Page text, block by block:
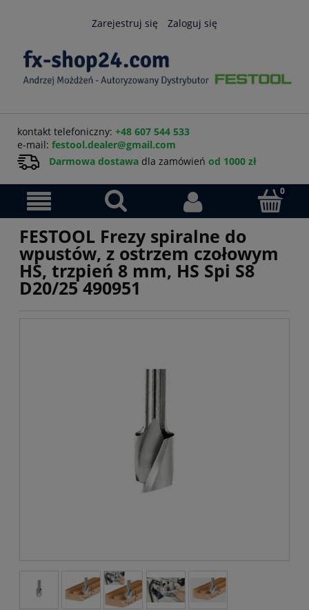
Zarejestruj się Zaloguj się
kontakt telefoniczny: +48 607 544 533
e-mail: festool.dealer@gmail.com
Darmowa dostawa dla zamówień od 1000 zł
FESTOOL Frezy spiralne do
wpustów, z ostrzem czołowym
HS, trzpień 8 mm, HS Spi S8
D20/25 490951